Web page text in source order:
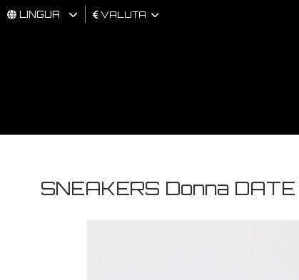
LINGUA VALUTA
SNEAKERS Donna